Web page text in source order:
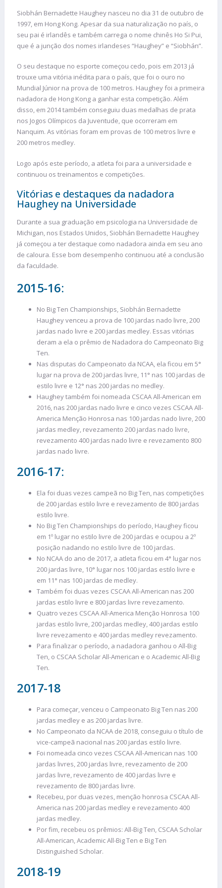
Siobhán Bernadette Haughey nasceu no dia 31 de outubro de
1997, em Hong Kong. Apesar da sua naturalização no país, o
seu pai é irlandês e também carrega o nome chinês Ho Si Pui,
que é a junção dos nomes irlandeses “Haughey” e “Siobhán”.
O seu destaque no esporte começou cedo, pois em 2013 já
trouxe uma vitória inédita para o país, que foi o ouro no
Mundial Júnior na prova de 100 metros. Haughey foi a primeira
nadadora de Hong Kong a ganhar esta competição. Além
disso, em 2014 também conseguiu duas medalhas de prata
nos Jogos Olímpicos da Juventude, que ocorreram em
Nanquim. As vitórias foram em provas de 100 metros livre e
200 metros medley.
Logo após este período, a atleta foi para a universidade e
continuou os treinamentos e competições.
Vitórias e destaques da nadadora
Haughey na Universidade
Durante a sua graduação em psicologia na Universidade de
Michigan, nos Estados Unidos, Siobhán Bernadette Haughey
já começou a ter destaque como nadadora ainda em seu ano
de caloura. Esse bom desempenho continuou até a conclusão
da faculdade.
2015-16:
No Big Ten Championships, Siobhán Bernadette
Haughey venceu a prova de 100 jardas nado livre, 200
jardas nado livre e 200 jardas medley. Essas vitórias
deram a ela o prêmio de Nadadora do Campeonato Big
Ten.
Nas disputas do Campeonato da NCAA, ela ficou em 5°
lugar na prova de 200 jardas livre, 11° nas 100 jardas de
estilo livre e 12° nas 200 jardas no medley.
Haughey também foi nomeada CSCAA All-American em
2016, nas 200 jardas nado livre e cinco vezes CSCAA All-
America Menção Honrosa nas 100 jardas nado livre, 200
jardas medley, revezamento 200 jardas nado livre,
revezamento 400 jardas nado livre e revezamento 800
jardas nado livre.
2016-17:
Ela foi duas vezes campeã no Big Ten, nas competições
de 200 jardas estilo livre e revezamento de 800 jardas
estilo livre.
No Big Ten Championships do período, Haughey ficou
em 1º lugar no estilo livre de 200 jardas e ocupou a 2º
posição nadando no estilo livre de 100 jardas.
No NCAA do ano de 2017, a atleta ficou em 4° lugar nos
200 jardas livre, 10° lugar nos 100 jardas estilo livre e
em 11° nas 100 jardas de medley.
Também foi duas vezes CSCAA All-American nas 200
jardas estilo livre e 800 jardas livre revezamento.
Quatro vezes CSCAA All-America Menção Honrosa 100
jardas estilo livre, 200 jardas medley, 400 jardas estilo
livre revezamento e 400 jardas medley revezamento.
Para finalizar o período, a nadadora ganhou o All-Big
Ten, o CSCAA Scholar All-American e o Academic All-Big
Ten.
2017-18
Para começar, venceu o Campeonato Big Ten nas 200
jardas medley e as 200 jardas livre.
No Campeonato da NCAA de 2018, conseguiu o título de
vice-campeã nacional nas 200 jardas estilo livre.
Foi nomeada cinco vezes CSCAA All-American nas 100
jardas livres, 200 jardas livre, revezamento de 200
jardas livre, revezamento de 400 jardas livre e
revezamento de 800 jardas livre.
Recebeu, por duas vezes, menção honrosa CSCAA All-
America nas 200 jardas medley e revezamento 400
jardas medley.
Por fim, recebeu os prêmios: All-Big Ten, CSCAA Scholar
All-American, Academic All-Big Ten e Big Ten
Distinguished Scholar.
2018-19